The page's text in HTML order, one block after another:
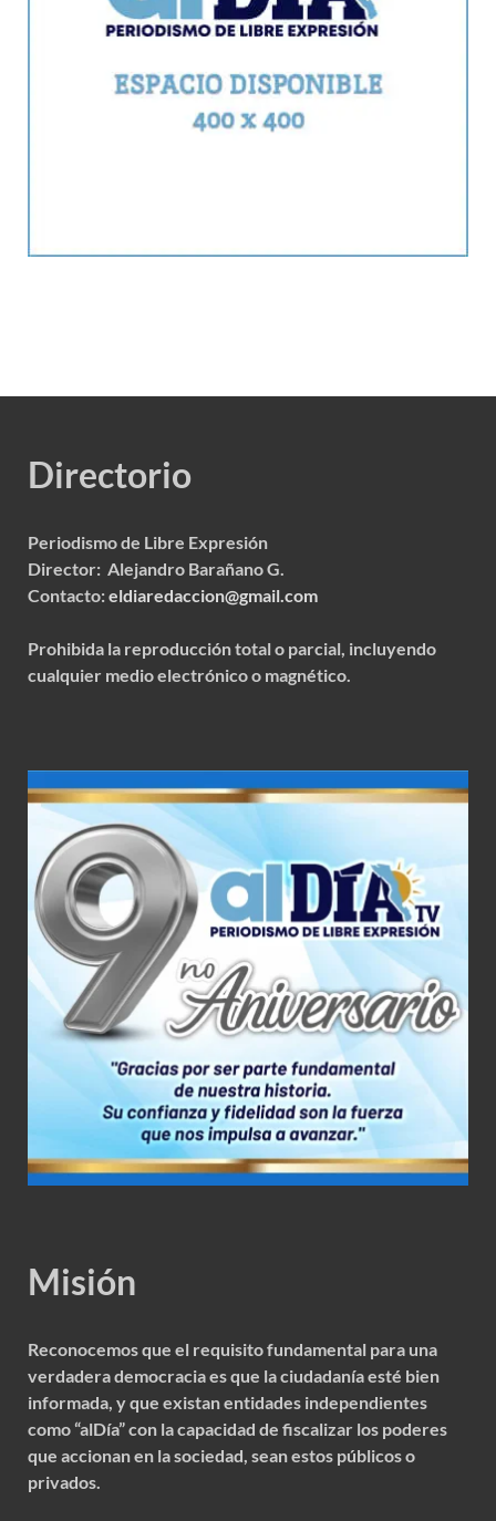
Directorio
Periodismo de Libre Expresión
Director: Alejandro Barañano G.
Contacto:eldiaredaccion@gmail.com
Prohibida la reproducción total o parcial, incluyendo
cualquier medio electrónico o magnético.
Misión
Reconocemos que el requisito fundamental para una
verdadera democracia es que la ciudadanía esté bien
informada, y que existan entidades independientes
como “alDía” con la capacidad de fiscalizar los poderes
que accionan en la sociedad, sean estos públicos o
privados.